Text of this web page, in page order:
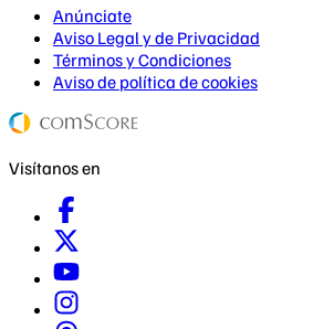
Anúnciate
Aviso Legal y de Privacidad
Términos y Condiciones
Aviso de política de cookies
Visítanos en